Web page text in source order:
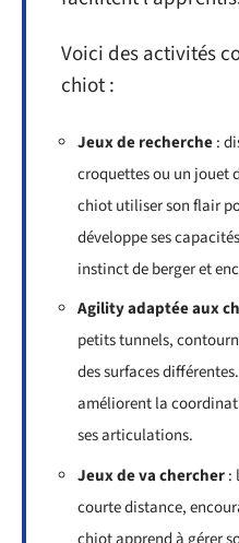
Voici des activités
chiot :
Jeux de recherche:
croquettes ou un jouet
chiot utiliser son flair
développe ses
instinct de berger et
Agility adaptée aux
petits tunnels,
des surfaces
améliorent la
ses articulations.
Jeux de va chercher:
courte distance,